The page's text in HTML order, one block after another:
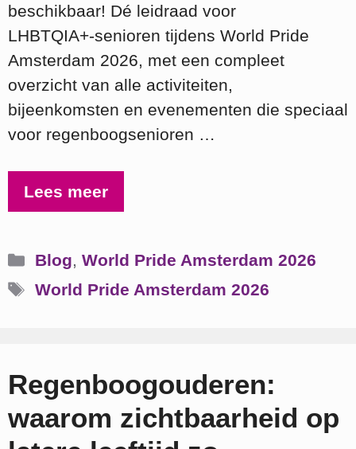
beschikbaar! Dé leidraad voor
LHBTQIA+‑senioren tijdens World Pride
Amsterdam 2026, met een compleet
overzicht van alle activiteiten,
bijeenkomsten en evenementen die speciaal
voor regenboogsenioren …
Lees meer
Categorieën
Blog, World Pride Amsterdam 2026
Tags
World Pride Amsterdam 2026
Regenboogouderen:
waarom zichtbaarheid op